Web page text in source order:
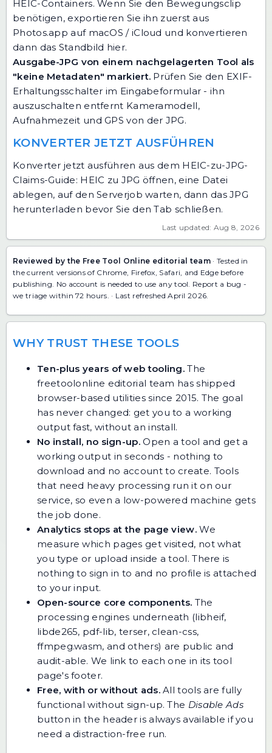
HEIC-Containers. Wenn Sie den Bewegungsclip
benötigen, exportieren Sie ihn zuerst aus
Photos.app auf macOS / iCloud und konvertieren
dann das Standbild hier.
Ausgabe-JPG von einem nachgelagerten Tool als
"keine Metadaten" markiert. Prüfen Sie den EXIF-
Erhaltungsschalter im Eingabeformular - ihn
auszuschalten entfernt Kameramodell,
Aufnahmezeit und GPS von der JPG.
KONVERTER JETZT AUSFÜHREN
Konverter jetzt ausführen aus dem HEIC-zu-JPG-
Claims-Guide: HEIC zu JPG öffnen, eine Datei
ablegen, auf den Serverjob warten, dann das JPG
herunterladen bevor Sie den Tab schließen.
Last updated: Aug 8, 2026
Reviewed by the Free Tool Online editorial team · Tested in
the current versions of Chrome, Firefox, Safari, and Edge before
publishing. No account is needed to use any tool. Report a bug -
we triage within 72 hours. · Last refreshed April 2026.
WHY TRUST THESE TOOLS
Ten-plus years of web tooling. The
freetoolonline editorial team has shipped
browser-based utilities since 2015. The goal
has never changed: get you to a working
output fast, without an install.
No install, no sign-up.Open a tool and get a
working output in seconds - nothing to
download and no account to create. Tools
that need heavy processing run it on our
service, so even a low-powered machine gets
the job done.
Analytics stops at the page view.We
measure which pages get visited, not what
you type or upload inside a tool. There is
nothing to sign in to and no profile is attached
to your input.
Open-source core components. The
processing engines underneath (libheif,
libde265, pdf-lib, terser, clean-css,
ffmpeg.wasm, and others) are public and
audit-able. We link to each one in its tool
page's footer.
Free, with or without ads.All tools are fully
functional without sign-up. The Disable Ads
button in the header is always available if you
need a distraction-free run.